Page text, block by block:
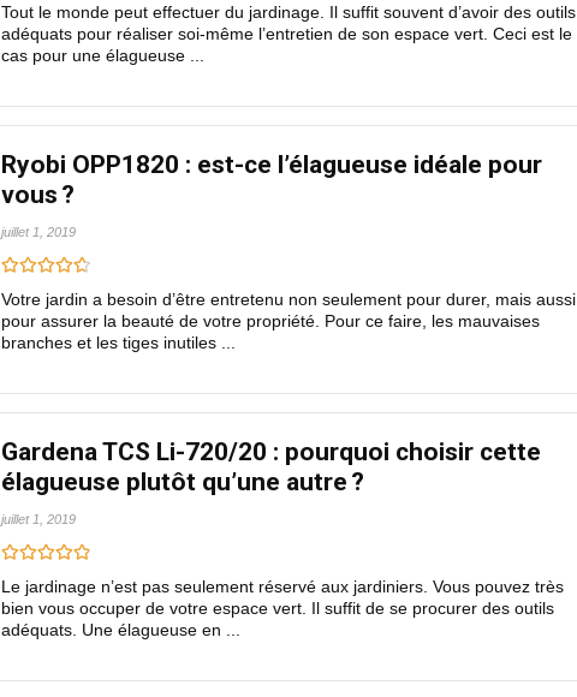
Tout le monde peut effectuer du jardinage. Il suffit souvent d’avoir des outils
adéquats pour réaliser soi-même l’entretien de son espace vert. Ceci est le
cas pour une élagueuse ...
Ryobi OPP1820 : est-ce l’élagueuse idéale pour
vous ?
juillet 1, 2019
Votre jardin a besoin d’être entretenu non seulement pour durer, mais aussi
pour assurer la beauté de votre propriété. Pour ce faire, les mauvaises
branches et les tiges inutiles ...
Gardena TCS Li-720/20 : pourquoi choisir cette
élagueuse plutôt qu’une autre ?
juillet 1, 2019
Le jardinage n’est pas seulement réservé aux jardiniers. Vous pouvez très
bien vous occuper de votre espace vert. Il suffit de se procurer des outils
adéquats. Une élagueuse en ...